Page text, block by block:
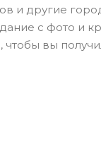
другие
с фото и
вы